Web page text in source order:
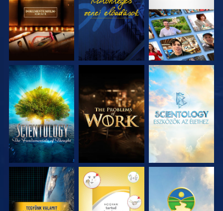
RÉSZEI
A SOROZAT
RÉSZEI
A SOROZAT
RÉSZEI
A SOROZAT
RÉSZEI
MŰSORNÉZÉS MŰSORNÉZÉS MŰSORNÉZÉS